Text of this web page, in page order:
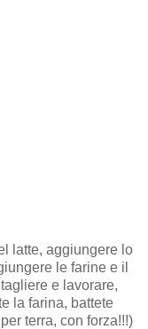
latte, aggiungere lo
le farine e il
e lavorare,
la farina, battete
terra, con forza!!!)